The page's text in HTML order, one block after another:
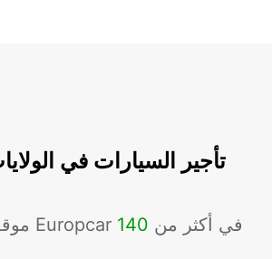
تأجير السيارات في
موقعًا لشركة Europcar في أكثر من 140